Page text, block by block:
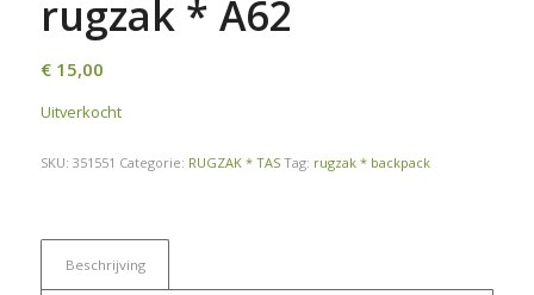
rugzak * A62
€15,00
Uitverkocht
SKU: 351551 Categorie: RUGZAK * TAS Tag: rugzak * backpack
Beschrijving